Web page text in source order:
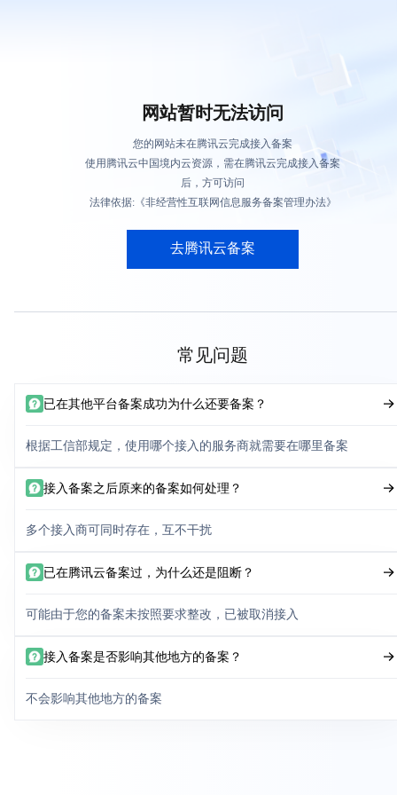
网站暂时无法访问
您的网站未在腾讯云完成接入备案
使用腾讯云中国境内云资源，需在腾讯云完成接入备案
后，方可访问
法律依据:《非经营性互联网信息服务备案管理办法》
去腾讯云备案
常见问题
已在其他平台备案成功为什么还要备案？
根据工信部规定，使用哪个接入的服务商就需要在哪里备案
接入备案之后原来的备案如何处理？
多个接入商可同时存在，互不干扰
已在腾讯云备案过，为什么还是阻断？
可能由于您的备案未按照要求整改，已被取消接入
接入备案是否影响其他地方的备案？
不会影响其他地方的备案